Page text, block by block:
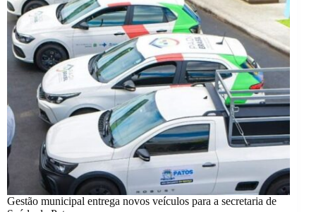
Gestão municipal entrega novos veículos para a secretaria de